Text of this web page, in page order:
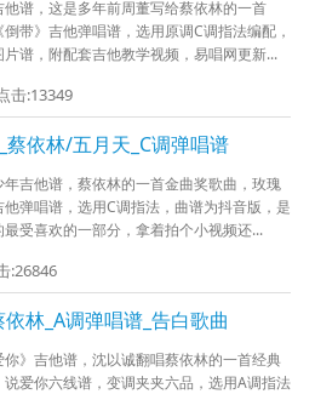
他谱，这是多年前周董写给蔡依林的一首
带》吉他弹唱谱，选用原调C调指法编配，
片谱，附配套吉他教学视频，易唱网更新...
击:13349
依林/五月天_C调弹唱谱
年吉他谱，蔡依林的一首金曲奖歌曲，玫瑰
他弹唱谱，选用C调指法，曲谱为抖音版，是
最受喜欢的一部分，拿着拍个小视频还...
:26846
林_A调弹唱谱_告白歌曲
你》吉他谱，沈以诚翻唱蔡依林的一首经典
说爱你六线谱，变调夹夹六品，选用A调指法